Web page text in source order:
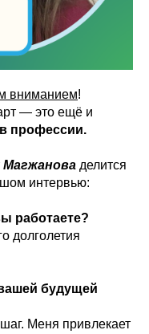
вниманием!
— это ещё и
в профессии.
Магжанова делится
интервью:
работаете?
долголетия
будущей
Меня привлекает